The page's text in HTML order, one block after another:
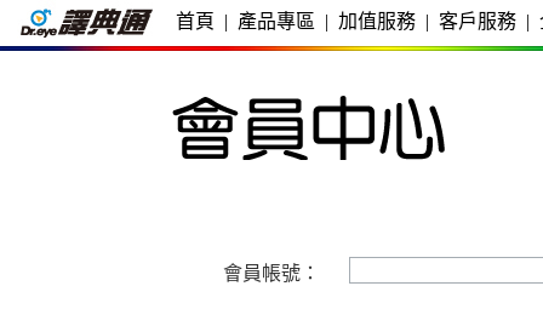
首頁 | 產品專區 | 加值服務 | 客戶服務 |
會員帳號：